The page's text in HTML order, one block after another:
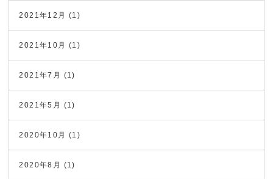
2021年12月 (1)
2021年10月 (1)
2021年7月 (1)
2021年5月 (1)
2020年10月 (1)
2020年8月 (1)